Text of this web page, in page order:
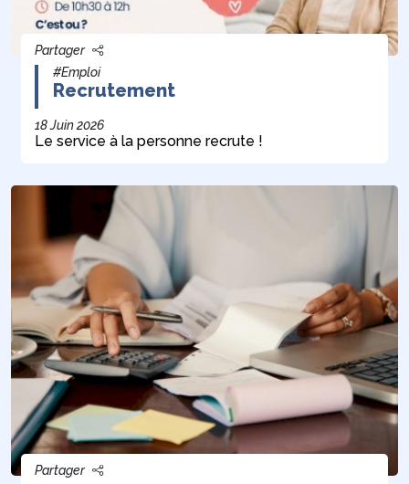
Partager
#Emploi
Recrutement
18 Juin 2026
Le service à la personne recrute !
Partager